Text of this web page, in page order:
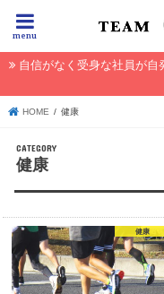
menu
自信がなく受身な社員が自
HOME 健康
健康
健康